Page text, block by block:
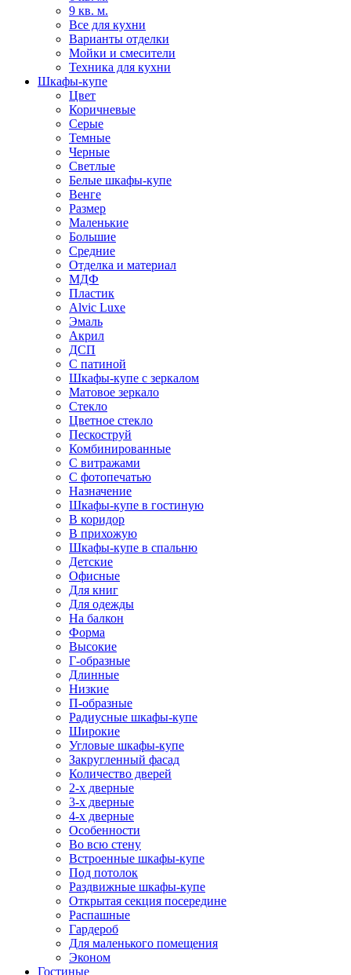
9 кв. м.
Все для кухни
Варианты отделки
Мойки и смесители
Техника для кухни
Шкафы-купе
Цвет
Коричневые
Серые
Темные
Черные
Светлые
Белые шкафы-купе
Венге
Размер
Маленькие
Большие
Средние
Отделка и материал
МДФ
Пластик
Alvic Luxe
Эмаль
Акрил
ДСП
С патиной
Шкафы-купе с зеркалом
Матовое зеркало
Стекло
Цветное стекло
Пескоструй
Комбинированные
С витражами
С фотопечатью
Назначение
Шкафы-купе в гостиную
В коридор
В прихожую
Шкафы-купе в спальню
Детские
Офисные
Для книг
Для одежды
На балкон
Форма
Высокие
Г-образные
Длинные
Низкие
П-образные
Радиусные шкафы-купе
Широкие
Угловые шкафы-купе
Закругленный фасад
Количество дверей
2-х дверные
3-х дверные
4-х дверные
Особенности
Во всю стену
Встроенные шкафы-купе
Под потолок
Раздвижные шкафы-купе
Открытая секция посередине
Распашные
Гардероб
Для маленького помещения
Эконом
Гостиные